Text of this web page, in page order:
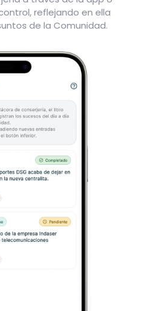
reflejando en ella
de la Comunidad.